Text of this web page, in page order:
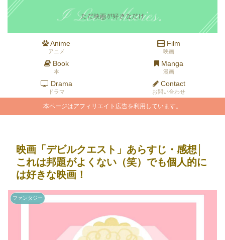
Anime
アニメ
Film
映画
Book
本
Manga
漫画
Drama
ドラマ
Contact
お問い合わせ
本ページはアフィリエイト広告を利用しています。
映画「デビルクエスト」あらすじ・感想│
これは邦題がよくない（笑）でも個人的に
は好きな映画！
ファンタジー